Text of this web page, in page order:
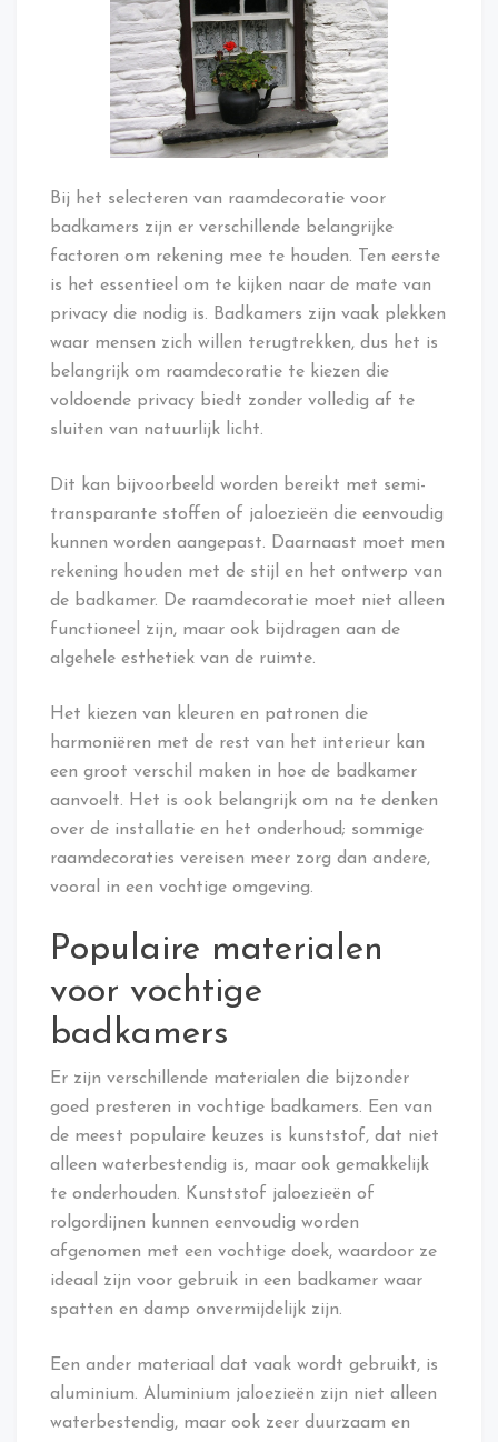
Bij het selecteren van raamdecoratie voor
badkamers zijn er verschillende belangrijke
factoren om rekening mee te houden. Ten eerste
is het essentieel om te kijken naar de mate van
privacy die nodig is. Badkamers zijn vaak plekken
waar mensen zich willen terugtrekken, dus het is
belangrijk om raamdecoratie te kiezen die
voldoende privacy biedt zonder volledig af te
sluiten van natuurlijk licht.
Dit kan bijvoorbeeld worden bereikt met semi-
transparante stoffen of jaloezieën die eenvoudig
kunnen worden aangepast. Daarnaast moet men
rekening houden met de stijl en het ontwerp van
de badkamer. De raamdecoratie moet niet alleen
functioneel zijn, maar ook bijdragen aan de
algehele esthetiek van de ruimte.
Het kiezen van kleuren en patronen die
harmoniëren met de rest van het interieur kan
een groot verschil maken in hoe de badkamer
aanvoelt. Het is ook belangrijk om na te denken
over de installatie en het onderhoud; sommige
raamdecoraties vereisen meer zorg dan andere,
vooral in een vochtige omgeving.
Populaire materialen
voor vochtige
badkamers
Er zijn verschillende materialen die bijzonder
goed presteren in vochtige badkamers. Een van
de meest populaire keuzes is kunststof, dat niet
alleen waterbestendig is, maar ook gemakkelijk
te onderhouden. Kunststof jaloezieën of
rolgordijnen kunnen eenvoudig worden
afgenomen met een vochtige doek, waardoor ze
ideaal zijn voor gebruik in een badkamer waar
spatten en damp onvermijdelijk zijn.
Een ander materiaal dat vaak wordt gebruikt, is
aluminium. Aluminium jaloezieën zijn niet alleen
waterbestendig, maar ook zeer duurzaam en